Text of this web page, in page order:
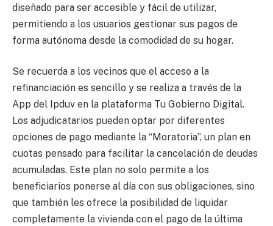
diseñado para ser accesible y fácil de utilizar,
permitiendo a los usuarios gestionar sus pagos de
forma autónoma desde la comodidad de su hogar.
Se recuerda a los vecinos que el acceso a la
refinanciación es sencillo y se realiza a través de la
App del Ipduv en la plataforma Tu Gobierno Digital.
Los adjudicatarios pueden optar por diferentes
opciones de pago mediante la “Moratoria”, un plan en
cuotas pensado para facilitar la cancelación de deudas
acumuladas. Este plan no solo permite a los
beneficiarios ponerse al día con sus obligaciones, sino
que también les ofrece la posibilidad de liquidar
completamente la vivienda con el pago de la última